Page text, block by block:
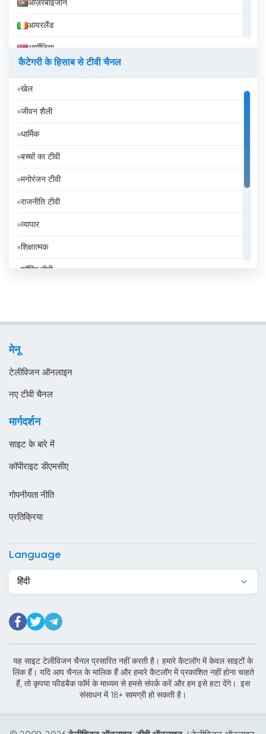
आज़रबाइजान
आयरलैंड
आर्मीनिया
इज़राइल
इटली
इंडोनेशिया
इथियोपिया
इराक
ईरान
उज़्बेकिस्तान
उरुग्वे
कांगो
किर्गिज़स्तान
केप वर्ड
कोटे डी आइवर
कोलंबिया
कैटेगरी के हिसाब से टीवी चैनल
खेल
जीवन शैली
धार्मिक
बच्चों का टीवी
मनोरंजन टीवी
राजनीति टीवी
व्यापार
शिक्षात्मक
शॉपिंग टीवी
मेनू
टेलीविजन ऑनलाइन
नए टीवी चैनल
मार्गदर्शन
साइट के बारे में
कॉपीराइट डीएमसीए
गोपनीयता नीति
प्रतिक्रिया
Language
हिंदी
यह साइट टेलीविजन चैनल प्रसारित नहीं करती है। हमारे कैटलॉग में केवल साइटों के
लिंक हैं। यदि आप चैनल के मालिक हैं और हमारे कैटलॉग में प्रकाशित नहीं होना चाहते
हैं, तो कृपया फीडबैक फॉर्म के माध्यम से हमसे संपर्क करें और हम इसे हटा देंगे।. इस
संसाधन में 18+ सामग्री हो सकती है।